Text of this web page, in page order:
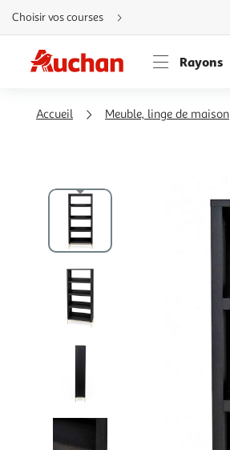
Aller
directement
au
Aller
directement
à
Aller
directement
Choisir vos courses
Rayons
Accueil Meuble, linge de maison